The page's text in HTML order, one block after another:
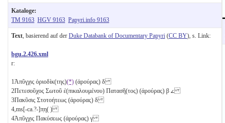
Kataloge:
TM 9163 HGV 9163 Papyri.info 9163
Text , basierend auf der Duke Databank of Documentary Papyri (CC BY), s. Link:
bgu.2.426.xml
r:
1 Ἀπῦγχις ὁριοδίκ(της)(*) (ἀρούρας) δ
2Πετεσοῦχος Σωτοῦ ἐ(πικαλουμένου) Πατασῆ(τος) (ἀρούρας) β 𐅵
3Πακῦσις Στοτοήτεως (ἀρούρας) δ
4,ms[-ca.?-]π̣η( )
4Ἀπῦγχις Πακύσεως (ἀρούρας) γ